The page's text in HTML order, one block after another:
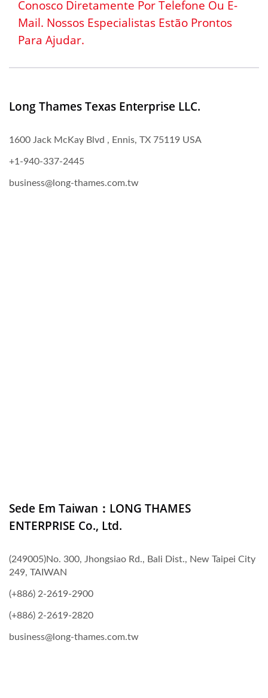
Fecho Para Frascos
Químicos: Designs Líderes
Na Indústria
Conosco Diretamente Por Telefone Ou E-
Mail. Nossos Especialistas Estão Prontos
Para Ajudar.
Long Thames Texas Enterprise LLC.
1600 Jack McKay Blvd , Ennis, TX 75119 USA
+1-940-337-2445
business@long-thames.com.tw
Sede Em Taiwan：LONG THAMES
ENTERPRISE Co., Ltd.
(249005)No. 300, Jhongsiao Rd., Bali Dist., New Taipei City
249, TAIWAN
(+886) 2-2619-2900
(+886) 2-2619-2820
business@long-thames.com.tw